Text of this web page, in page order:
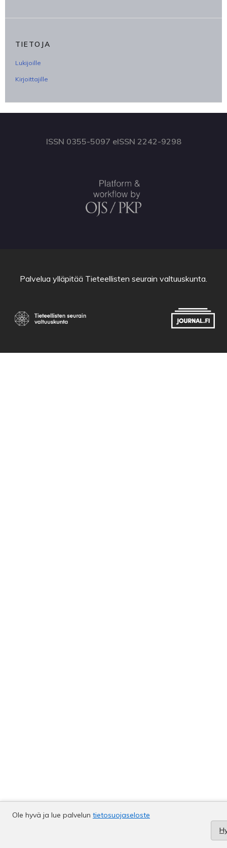
TIETOJA
Lukijoille
Kirjoittajille
ISSN 0355-5097 eISSN 2242-9298
Ole hyvä ja lue palvelun tietosuojaseloste
Palvelua ylläpitää Tieteellisten seurain valtuuskunta